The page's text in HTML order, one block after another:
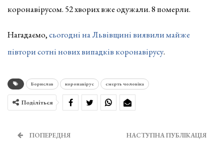
коронавірусом. 52 хворих вже одужали. 8 померли.
Нагадаємо,сьогодні на Львівщині виявили майже
півтори сотні нових випадків коронавірусу.
Борислав коронавірус смерть чоловіка
Поділіться
ПОПЕРЕДНЯ
НАСТУПНА ПУБЛІКАЦІЯ